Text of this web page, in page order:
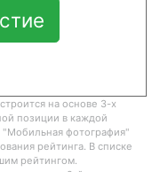
на основе 3-х
позиции в каждой
фотография"
рейтинга. В списке
рейтингом.